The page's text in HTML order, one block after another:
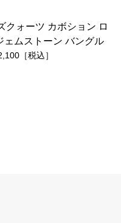
クォーツ カボション ロ
ェムストーン バングル